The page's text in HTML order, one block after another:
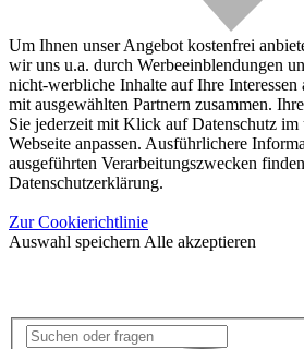
Um Ihnen unser Angebot kostenfrei
wir uns u.a. durch Werbeeinblendungen
nicht-werbliche Inhalte auf Ihre
mit ausgewählten Partnern zusammen.
Sie jederzeit mit Klick auf Datenschutz im
Webseite anpassen. Ausführlichere
ausgeführten Verarbeitungszwecken
Datenschutzerklärung.
Zur Cookierichtlinie
Auswahl speichern Alle akzeptieren